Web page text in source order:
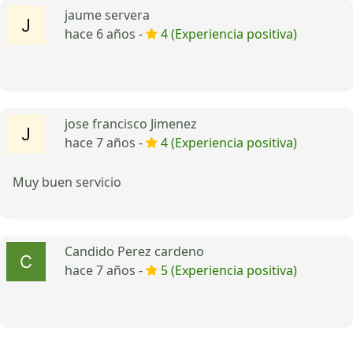
jaume servera
hace 6 años -
4 (Experiencia positiva)
jose francisco Jimenez
hace 7 años -
4 (Experiencia positiva)
Muy buen servicio
Candido Perez cardeno
hace 7 años -
5 (Experiencia positiva)